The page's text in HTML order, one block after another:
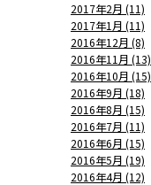
2017年2月 (11)
2017年1月 (11)
2016年12月 (8)
2016年11月 (13)
2016年10月 (15)
2016年9月 (18)
2016年8月 (15)
2016年7月 (11)
2016年6月 (15)
2016年5月 (19)
2016年4月 (12)